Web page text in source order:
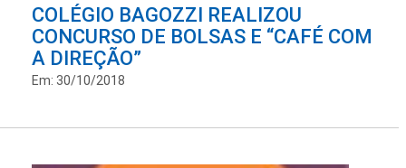
COLÉGIO BAGOZZI REALIZOU
CONCURSO DE BOLSAS E “CAFÉ COM
A DIREÇÃO”
Em: 30/10/2018